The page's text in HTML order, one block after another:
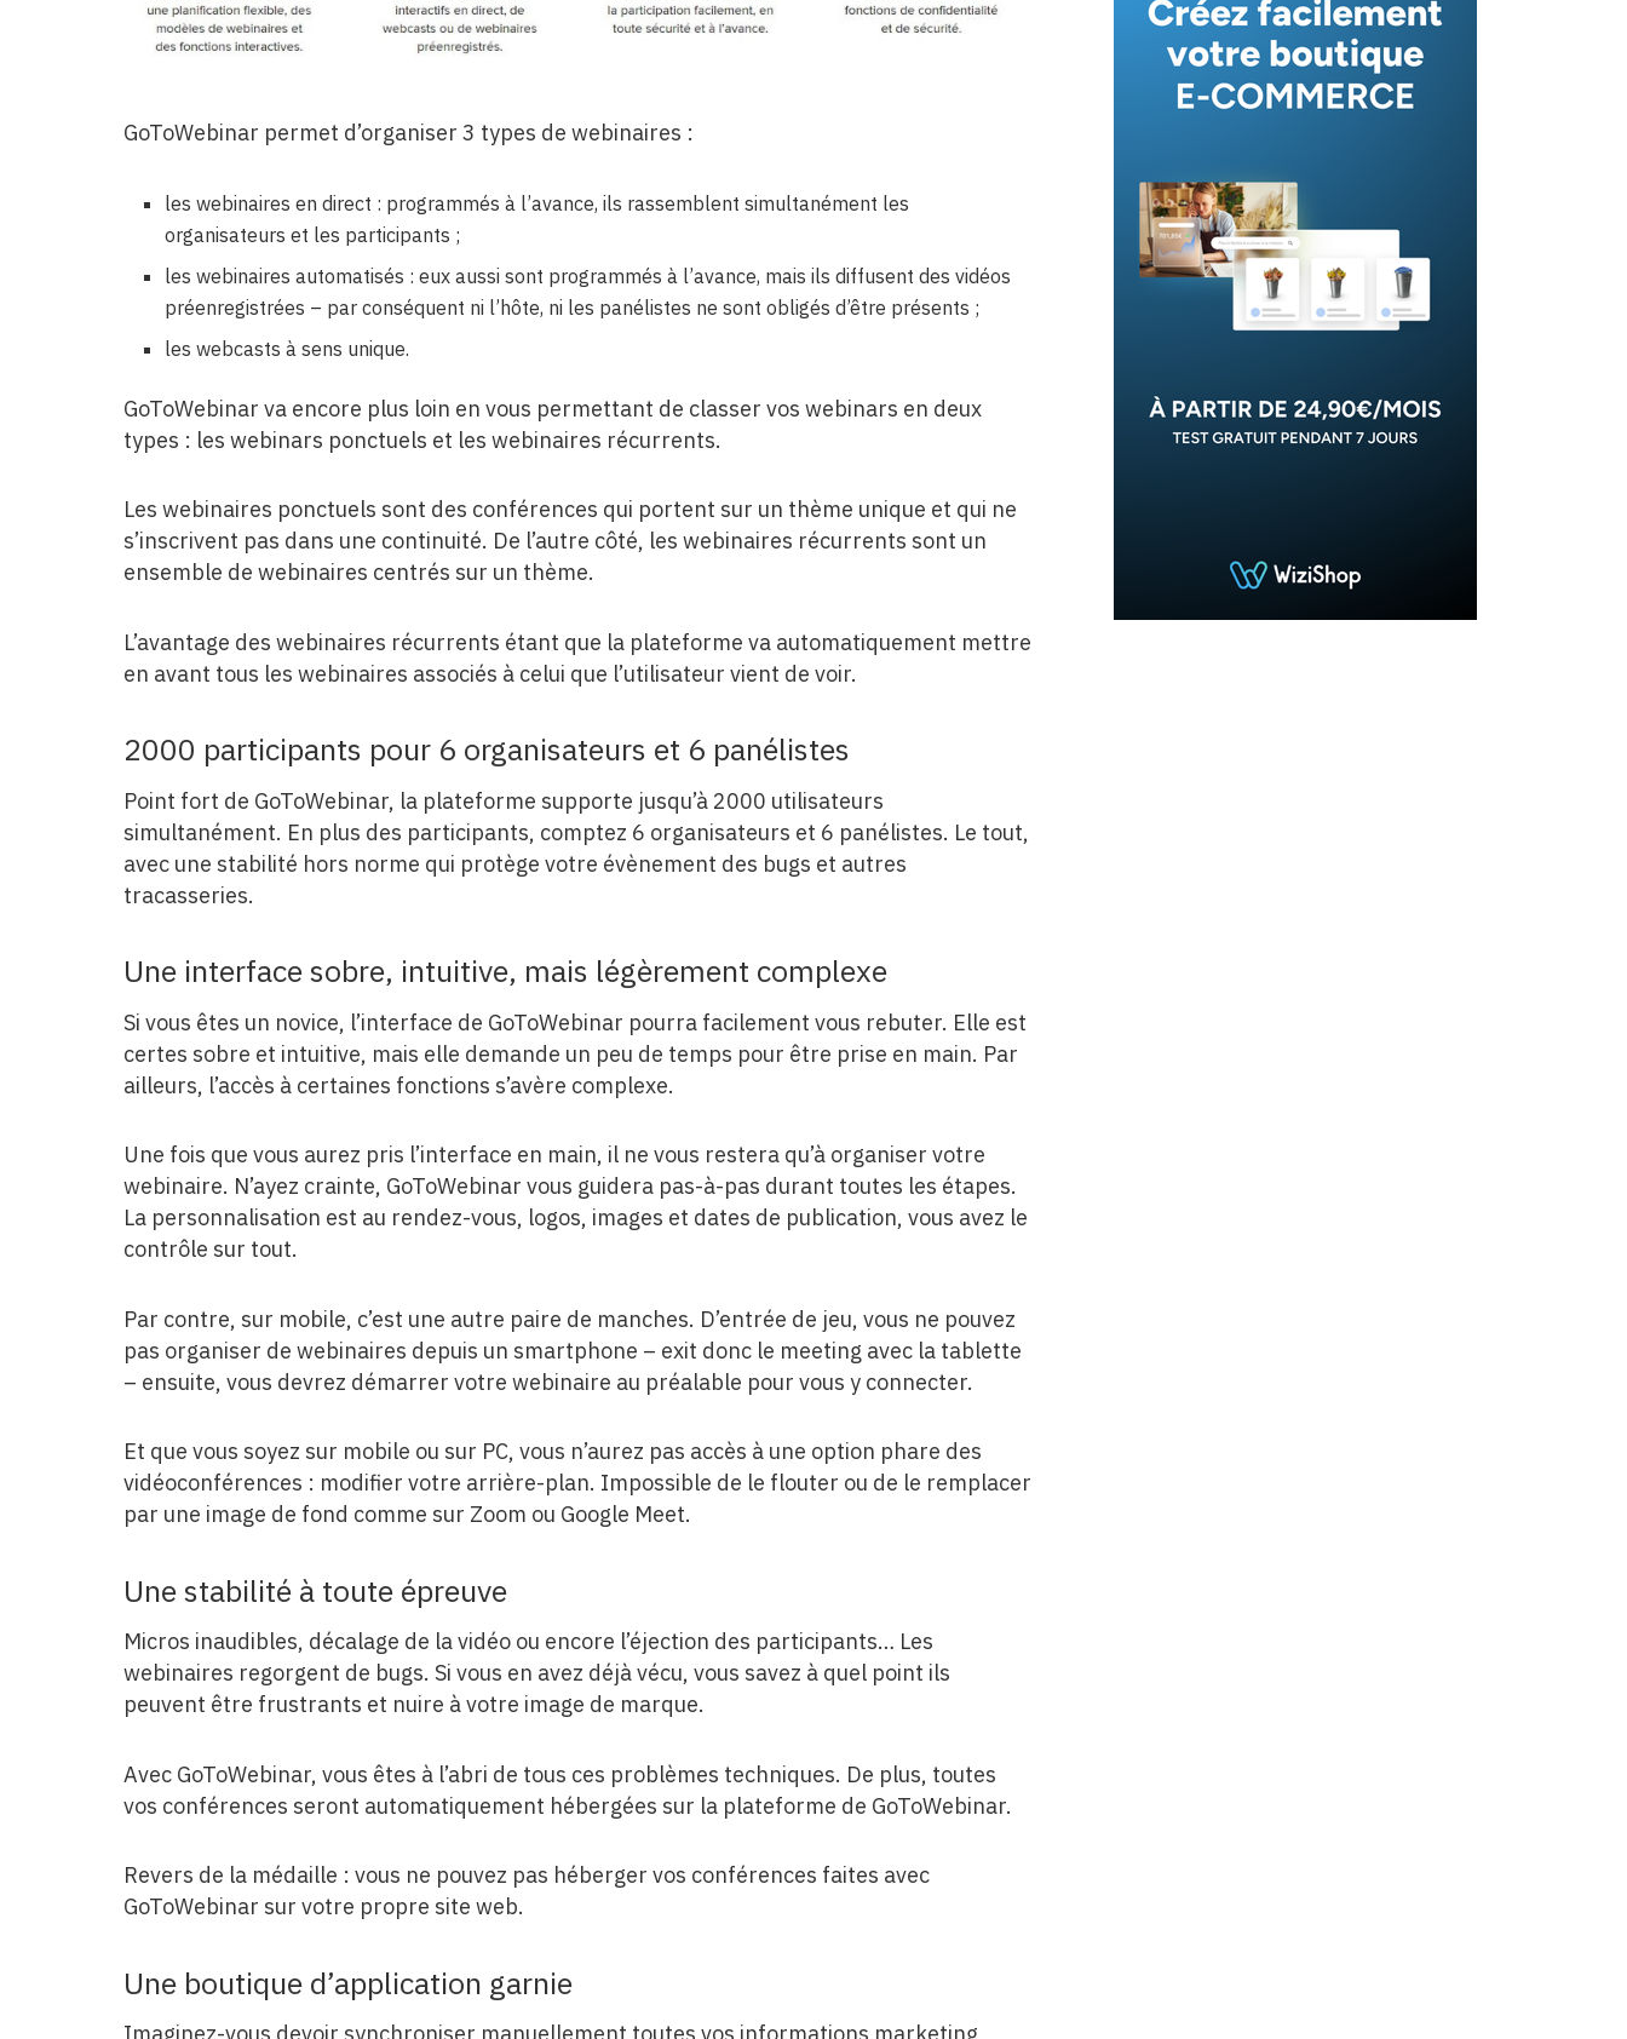
GoToWebinar permet d’organiser 3 types de webinaires :
les webinaires en direct : programmés à l’avance, ils rassemblent simultanément les
organisateurs et les participants ;
les webinaires automatisés : eux aussi sont programmés à l’avance, mais ils diffusent des vidéos
préenregistrées – par conséquent ni l’hôte, ni les panélistes ne sont obligés d’être présents ;
les webcasts à sens unique.
GoToWebinar va encore plus loin en vous permettant de classer vos webinars en deux
types : les webinars ponctuels et les webinaires récurrents.
Les webinaires ponctuels sont des conférences qui portent sur un thème unique et qui ne
s’inscrivent pas dans une continuité. De l’autre côté, les webinaires récurrents sont un
ensemble de webinaires centrés sur un thème.
L’avantage des webinaires récurrents étant que la plateforme va automatiquement mettre
en avant tous les webinaires associés à celui que l’utilisateur vient de voir.
​2000 participants pour 6 organisateurs et 6 panélistes
Point fort de GoToWebinar, la plateforme supporte jusqu’à 2000 utilisateurs
simultanément. En plus des participants, comptez 6 organisateurs et 6 panélistes. Le tout,
avec une stabilité hors norme qui protège votre évènement des bugs et autres
tracasseries.
​Une interface sobre, intuitive, mais légèrement complexe
Si vous êtes un novice, l’interface de GoToWebinar pourra facilement vous rebuter. Elle est
certes sobre et intuitive, mais elle demande un peu de temps pour être prise en main. Par
ailleurs, l’accès à certaines fonctions s’avère complexe.
Une fois que vous aurez pris l’interface en main, il ne vous restera qu’à organiser votre
webinaire. N’ayez crainte, GoToWebinar vous guidera pas-à-pas durant toutes les étapes.
La personnalisation est au rendez-vous, logos, images et dates de publication, vous avez le
contrôle sur tout.
Par contre, sur mobile, c’est une autre paire de manches. D’entrée de jeu, vous ne pouvez
pas organiser de webinaires depuis un smartphone – exit donc le meeting avec la tablette
– ensuite, vous devrez démarrer votre webinaire au préalable pour vous y connecter.
Et que vous soyez sur mobile ou sur PC, vous n’aurez pas accès à une option phare des
vidéoconférences : modifier votre arrière-plan. Impossible de le flouter ou de le remplacer
par une image de fond comme sur Zoom ou Google Meet.
​Une stabilité à toute épreuve
Micros inaudibles, décalage de la vidéo ou encore l’éjection des participants… Les
webinaires regorgent de bugs. Si vous en avez déjà vécu, vous savez à quel point ils
peuvent être frustrants et nuire à votre image de marque.
Avec GoToWebinar, vous êtes à l’abri de tous ces problèmes techniques. De plus, toutes
vos conférences seront automatiquement hébergées sur la plateforme de GoToWebinar.
Revers de la médaille : vous ne pouvez pas héberger vos conférences faites avec
GoToWebinar sur votre propre site web.
​Une boutique d’application garnie